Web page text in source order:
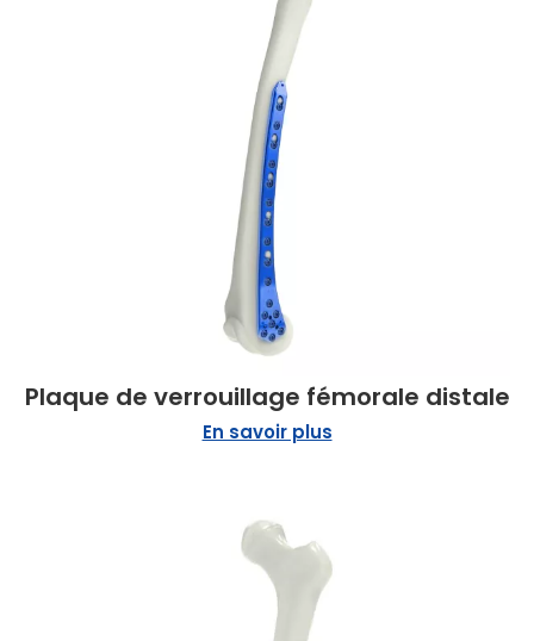
Plaque de verrouillage fémorale distale
En savoir plus